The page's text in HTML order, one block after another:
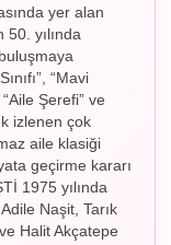
yer alan
yılında
“Mavi
Şerefi” ve
izlenen çok
aile klasiği
geçirme kararı
1975 yılında
Naşit, Tarık
Halit Akçatepe